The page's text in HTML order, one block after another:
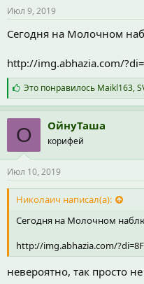
:
Июл 9, 2019
Сегодня на Молочном
http://img.abhazia.com/
С
и
м
п
а
т
и
:
Это понравилось Maikl163,
О ОйнуТаша
корифей
Июл 10, 2019
Николаич написал(а):
Сегодня на Молочном
http://img.abhazia.com/
невероятно, так просто